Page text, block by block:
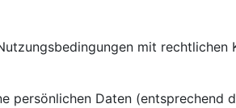
mit rechtlichen
persönlichen Daten (entsprechend